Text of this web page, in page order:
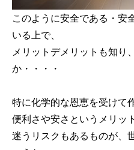
このように安全である・安
いる上で、
メリットデメリットも知り
か・・・・
特に化学的な恩恵を受けて
便利さや安さというメリッ
迷うリスクもあるものが、